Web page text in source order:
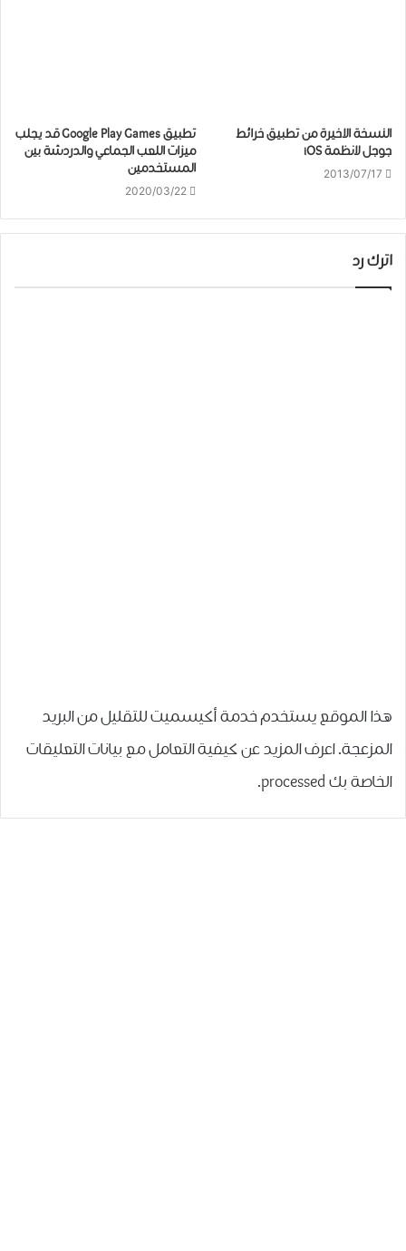
النسخة الاخيرة من تطبيق خرائط
جوجل لانظمة iOS
2013/07/17
تطبيق Google Play Games قد يجلب
ﻣﻴﺰﺍﺕ ﺍﻟﻠﻌﺐ ﺍﻟﺠﻤﺎﻋﻲ ﻭﺍﻟﺪﺭﺩﺷﺔ بين
المستخدمين
2020/03/22
اترك رد
هذا الموقع يستخدم خدمة أكيسميت للتقليل من البريد
المزعجة.اعرف المزيد عن كيفية التعامل مع بيانات التعليقات
الخاصة بك processed
.